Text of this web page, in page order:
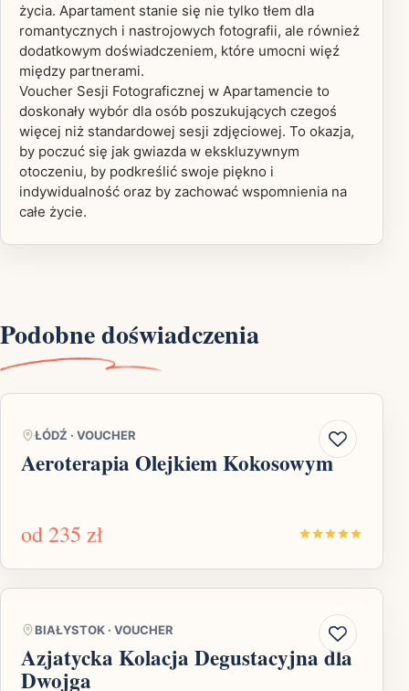
życia. Apartament stanie się nie tylko tłem dla
romantycznych i nastrojowych fotografii, ale również
dodatkowym doświadczeniem, które umocni więź
między partnerami.
Voucher Sesji Fotograficznej w Apartamencie to
doskonały wybór dla osób poszukujących czegoś
więcej niż standardowej sesji zdjęciowej. To okazja,
by poczuć się jak gwiazda w ekskluzywnym
otoczeniu, by podkreślić swoje piękno i
indywidualność oraz by zachować wspomnienia na
całe życie.
Podobne doświadczenia
ŁÓDŹ · VOUCHER
Aeroterapia Olejkiem Kokosowym
od 235 zł
BIAŁYSTOK · VOUCHER
Azjatycka Kolacja Degustacyjna dla
Dwojga